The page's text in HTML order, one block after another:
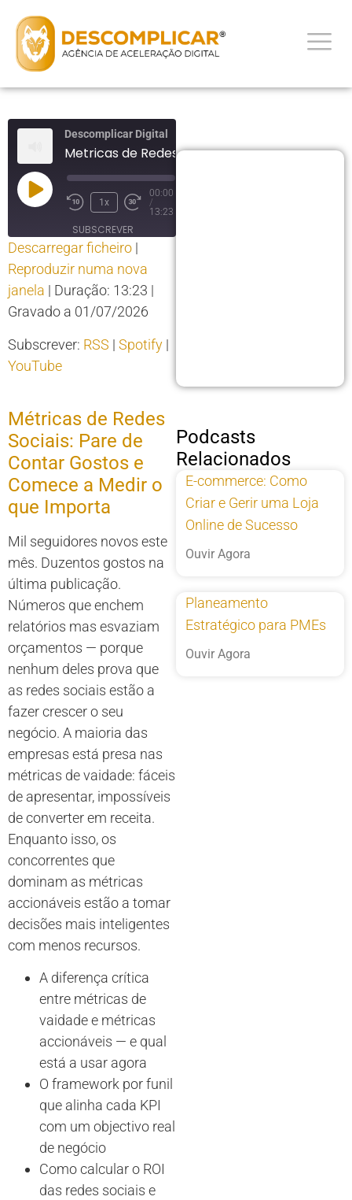
Descomplicar Digital
Metricas de Redes Sociais
1x
00:00
/
13:23
SUBSCREVER
PARTILHAR
RSS Spotify
YouTube
RSS FEED
PARTILHAR
LIGAÇÃO
Descarregar ficheiro |
Reproduzir numa nova
janela | Duração: 13:23 |
Gravado a 01/07/2026
Subscrever: RSS | Spotify |
YouTube
Métricas de Redes
Sociais: Pare de
Contar Gostos e
Comece a Medir o
que Importa
Mil seguidores novos este
mês. Duzentos gostos na
última publicação.
Números que enchem
relatórios mas esvaziam
orçamentos — porque
nenhum deles prova que
as redes sociais estão a
fazer crescer o seu
negócio. A maioria das
empresas está presa nas
métricas de vaidade: fáceis
de apresentar, impossíveis
de converter em receita.
Enquanto isso, os
concorrentes que
dominam as métricas
accionáveis estão a tomar
decisões mais inteligentes
com menos recursos.
A diferença crítica
entre métricas de
vaidade e métricas
accionáveis — e qual
está a usar agora
O framework por funil
que alinha cada KPI
com um objectivo real
de negócio
Como calcular o ROI
das redes sociais e
Podcasts
Relacionados
E-commerce: Como
Criar e Gerir uma Loja
Online de Sucesso
Ouvir Agora
Planeamento
Estratégico para PMEs
Ouvir Agora